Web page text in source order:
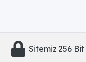
Sitemiz 256